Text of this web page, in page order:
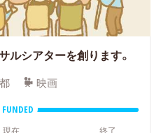
ルシアターを創ります。
映画
FUNDED
現在 終了